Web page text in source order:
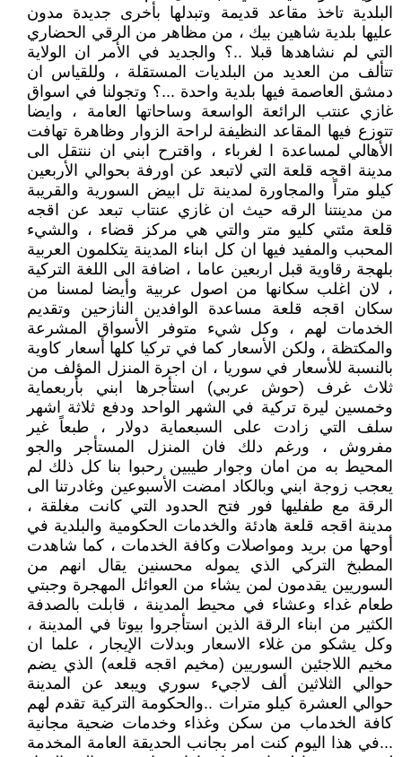
البلدية تاخذ مقاعد قديمة وتبدلها بأخرى جديدة مدون
عليها بلدية شاهين بيك ، من مظاهر من الرقي الحضاري
التي لم نشاهدها قبلا ..؟ والجديد في الأمر ان الولاية
تتألف من العديد من البلديات المستقلة ، وللقياس ان
دمشق العاصمة فيها بلدية واحدة ...؟ وتجولنا في اسواق
غازي عنتب الرائعة الواسعة وساحاتها العامة ، وايضا
تتوزع فيها المقاعد النظيفة لراحة الزوار وظاهرة تهافت
الأهالي لمساعدة ا لغرباء ، واقترح ابني ان ننتقل الى
مدينة اقجه قلعة التي لاتبعد عن اورفة بحوالي الأربعين
كيلو متراً والمجاورة لمدينة تل ابيض السورية والقريبة
من مدينتنا الرقه حيث ان غازي عنتاب تبعد عن اقجه
قلعة مئتي كليو متر والتي هي مركز قضاء ، والشيء
المحبب والمفيد فيها ان كل ابناء المدينة يتكلمون العربية
بلهجة رقاوية قبل اربعين عاما ، اضافة الى اللغة التركية
، لان اغلب سكانها من اصول عربية وأيضا لمسنا من
سكان اقجه قلعة مساعدة الوافدين النازحين وتقديم
الخدمات لهم ، وكل شيء متوفر الأسواق المشرعة
والمكتظة ، ولكن الأسعار كما في تركيا كلها أسعار كاوية
بالنسبة للأسعار في سوريا ، ان اجرة المنزل المؤلف من
ثلاث غرف (حوش عربي) استأجرها ابني بأربعماية
وخمسين ليرة تركية في الشهر الواحد ودفع ثلاثة اشهر
سلف التي زادت على السبعماية دولار ، طبعاً غير
مفروش ، ورغم دلك فان المنزل المستأجر والجو
المحيط به من امان وجوار طيبين رحبوا بنا كل ذلك لم
يعجب زوجة ابني وبالكاد امضت الأسبوعين وغادرتنا الى
الرقة مع طفليها فور فتح الحدود التي كانت مغلقة ،
مدينة اقجه قلعة هادئة والخدمات الحكومية والبلدية في
أوحها من بريد ومواصلات وكافة الخدمات ، كما شاهدت
المطبخ التركي الذي يموله محسنين يقال انهم من
السوريين يقدمون لمن يشاء من العوائل المهجرة وجبتي
طعام غداء وعشاء في محيط المدينة ، قابلت بالصدفة
الكثير من ابناء الرقة الذين استأجروا بيوتا في المدينة ،
وكل يشكو من غلاء الاسعار وبدلات الإيجار ، علما ان
مخيم اللاجئين السوريين (مخيم اقجه قلعه) الذي يضم
حوالي الثلاثين ألف لاجيء سوري ويبعد عن المدينة
حوالي العشرة كيلو مترات ..والحكومة التركية تقدم لهم
كافة الخدماب من سكن وغذاء وخدمات ضحية مجانية
...في هذا اليوم كنت امر بجانب الحديقة العامة المخدمة